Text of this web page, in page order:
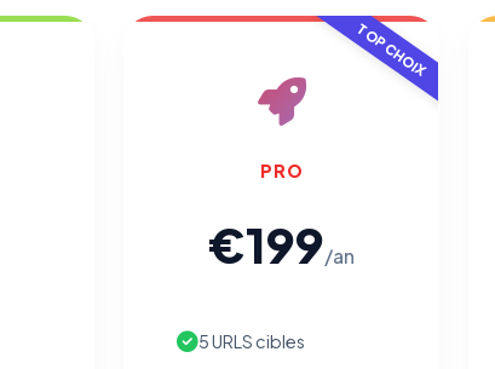
TOP CHOIX
PRO
€199/an
5 URLS cibles
Traceurs des courriels HORS
Les e-mails peuvent contenir un pixel
pixels 2026 / FAQ juillet 2026).
Ce suivi
bandeau cookies
(cadre distinct du
écrivez à
confidentialité
(section Traceurs dans